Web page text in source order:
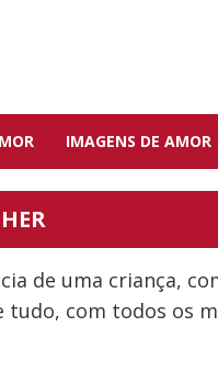
IMAGENS DE AMOR
de uma criança,
tudo, com todos os